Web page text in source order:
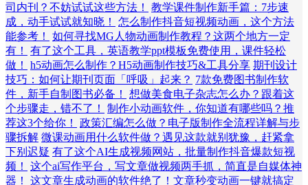
司内刊？不妨试试这些方法！
教学课件制作新手篇：7步速
成，动手试试就知晓！
怎么制作抖音短视频动画，这个方法
能参考！
如何寻找MG人物动画制作教程？这两个地方一定
有！
有了这个工具，英语教学ppt模板免费使用，课件轻松
做！
h5动画怎么制作？H5动画制作技巧&工具分享 期刊设计
技巧：如何让期刊页面「呼吸」起来？ 7款免费图书制作软
件，新手自制图书必备！
想做美食电子杂志怎么办？跟着这
个步骤走，错不了！
制作小动画软件，你知道有哪些吗？推
荐这3个给你！
政策汇编怎么做？电子版制作全流程详解与步
骤拆解 微课动画用什么软件做？遇见这款就别犹豫，赶紧拿
下别迟疑 有了这个AI生成视频网站，批量制作抖音爆款短视
频！
这个ai写作平台，写文章做视频两手抓，简直是自媒体神
器！
这文章生成动画的软件绝了！文章秒变动画一键就搞定